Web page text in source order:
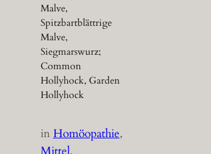
Malve,
Spitzbartblättrige
Malve,
Siegmarswurz;
Common
Hollyhock, Garden
Hollyhock
inHomöopathie